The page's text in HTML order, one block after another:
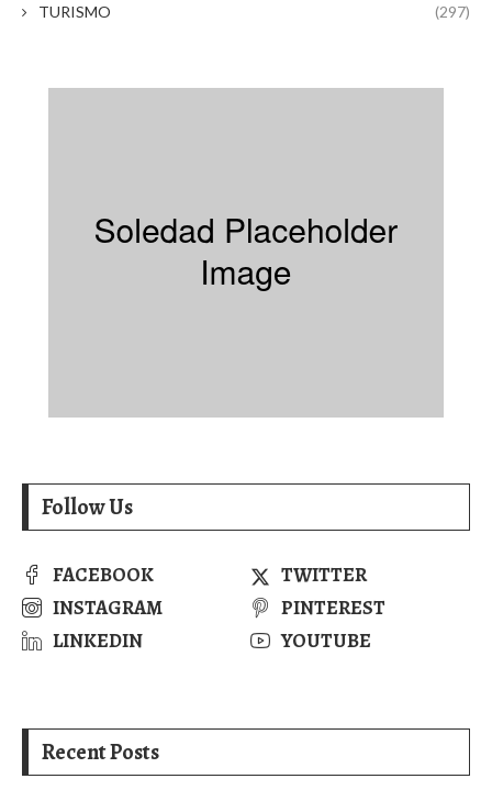
TURISMO (297)
Follow Us
FACEBOOK
TWITTER
INSTAGRAM
PINTEREST
LINKEDIN
YOUTUBE
Recent Posts